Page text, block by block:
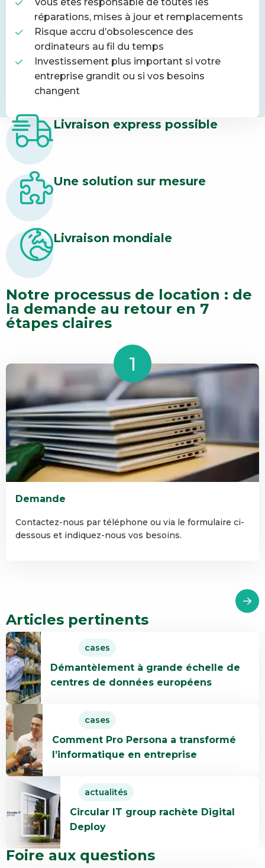
réparations, mises à jour et remplacements
Risque accru d’obsolescence des
ordinateurs au fil du temps
Investissement plus important si votre
entreprise grandit ou si vos besoins
changent
Livraison express possible
Une solution sur mesure
Livraison mondiale
Notre processus de location : de
la demande au retour en 7
étapes claires
Demande
Contactez-nous par téléphone ou via le formulaire ci-
dessous et indiquez-nous vos besoins.
Articles pertinents
cases
Démantèlement à grande échelle de
centres de données européens
En
savoir
plus
Démantèlement
à
grande
échelle
de
centres
de
données
européens
cases
Comment Pro Persona a transformé
l’informatique en entreprise
En
savoir
plus
Comment
Pro
Persona
transformé
l’informatique
entreprise
actualités
Circular IT group rachète Digital
Deploy
savoir
plus
Circular
group
Foire aux questions